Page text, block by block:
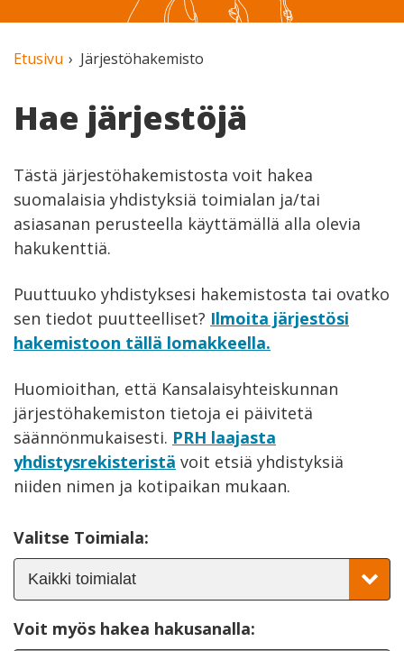
Etusivu Järjestöhakemisto
Hae järjestöjä
Tästä järjestöhakemistosta voit hakea
suomalaisia yhdistyksiä toimialan ja/tai
asiasanan perusteella käyttämällä alla olevia
hakukenttiä.
Puuttuuko yhdistyksesi hakemistosta tai ovatko
sen tiedot puutteelliset? Ilmoita järjestösi
hakemistoon tällä lomakkeella.
Huomioithan, että Kansalaisyhteiskunnan
järjestöhakemiston tietoja ei päivitetä
säännönmukaisesti. PRH laajasta
yhdistysrekisteristä voit etsiä yhdistyksiä
niiden nimen ja kotipaikan mukaan.
Valitse Toimiala:
Voit myös hakea hakusanalla: